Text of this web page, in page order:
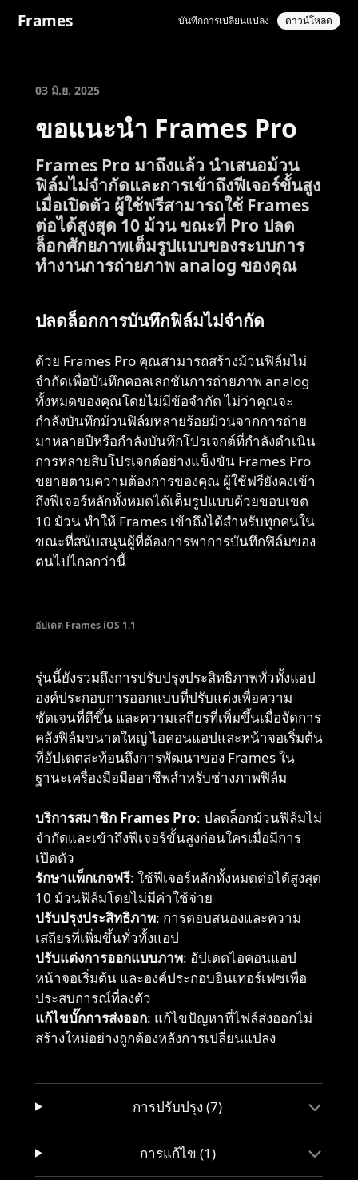
Frames บันทึกการเปลี่ยนแปลง ดาวน์โหลด
03 มิ.ย. 2025
ขอแนะนำ Frames Pro
Frames Pro มาถึงแล้ว นำเสนอม้วน
ฟิล์มไม่จำกัดและการเข้าถึงฟีเจอร์ขั้นสูง
เมื่อเปิดตัว ผู้ใช้ฟรีสามารถใช้ Frames
ต่อได้สูงสุด 10 ม้วน ขณะที่ Pro ปลด
ล็อกศักยภาพเต็มรูปแบบของระบบการ
ทำงานการถ่ายภาพ analog ของคุณ
ปลดล็อกการบันทึกฟิล์มไม่จำกัด
ด้วย Frames Pro คุณสามารถสร้างม้วนฟิล์มไม่
จำกัดเพื่อบันทึกคอลเลกชันการถ่ายภาพ analog
ทั้งหมดของคุณโดยไม่มีข้อจำกัด ไม่ว่าคุณจะ
กำลังบันทึกม้วนฟิล์มหลายร้อยม้วนจากการถ่าย
มาหลายปีหรือกำลังบันทึกโปรเจกต์ที่กำลังดำเนิน
การหลายสิบโปรเจกต์อย่างแข็งขัน Frames Pro
ขยายตามความต้องการของคุณ ผู้ใช้ฟรียังคงเข้า
ถึงฟีเจอร์หลักทั้งหมดได้เต็มรูปแบบด้วยขอบเขต
10 ม้วน ทำให้ Frames เข้าถึงได้สำหรับทุกคนใน
ขณะที่สนับสนุนผู้ที่ต้องการพาการบันทึกฟิล์มของ
ตนไปไกลกว่านี้
อัปเดต Frames iOS 1.1
รุ่นนี้ยังรวมถึงการปรับปรุงประสิทธิภาพทั่วทั้งแอป
องค์ประกอบการออกแบบที่ปรับแต่งเพื่อความ
ชัดเจนที่ดีขึ้น และความเสถียรที่เพิ่มขึ้นเมื่อจัดการ
คลังฟิล์มขนาดใหญ่ ไอคอนแอปและหน้าจอเริ่มต้น
ที่อัปเดตสะท้อนถึงการพัฒนาของ Frames ใน
ฐานะเครื่องมือมืออาชีพสำหรับช่างภาพฟิล์ม
บริการสมาชิก Frames Pro: ปลดล็อกม้วนฟิล์มไม่
จำกัดและเข้าถึงฟีเจอร์ขั้นสูงก่อนใครเมื่อมีการ
เปิดตัว
รักษาแพ็กเกจฟรี: ใช้ฟีเจอร์หลักทั้งหมดต่อได้สูงสุด
10 ม้วนฟิล์มโดยไม่มีค่าใช้จ่าย
ปรับปรุงประสิทธิภาพ: การตอบสนองและความ
เสถียรที่เพิ่มขึ้นทั่วทั้งแอป
ปรับแต่งการออกแบบภาพ: อัปเดตไอคอนแอป
หน้าจอเริ่มต้น และองค์ประกอบอินเทอร์เฟซเพื่อ
ประสบการณ์ที่ลงตัว
แก้ไขบั๊กการส่งออก: แก้ไขปัญหาที่ไฟล์ส่งออกไม่
สร้างใหม่อย่างถูกต้องหลังการเปลี่ยนแปลง
การปรับปรุง (7)
การแก้ไข (1)